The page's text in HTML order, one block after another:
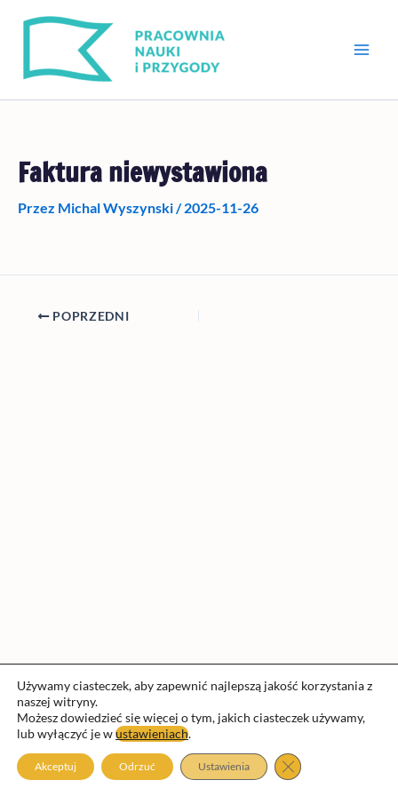
treści
Faktura niewystawiona
Przez Michal Wyszynski/2025-11-26
POPRZEDNI
Prawa autorskie © 2026 Fundacja nauka przygoda | Obsługiwane
przezMotyw Astra WordPress
Używamy ciasteczek, aby zapewnić najlepszą jakość korzystania z
naszej witryny.
Możesz dowiedzieć się więcej o tym, jakich ciasteczek używamy,
lub wyłączyć je wustawieniach.
Akceptuj Odrzuć Ustawienia Zamknij panel